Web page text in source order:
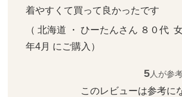
着やすくて買って良かったです
（ 北海道 ・ ひーたんさん ８０代
年4月 にご購入）
5人が参
このレビューは参考に